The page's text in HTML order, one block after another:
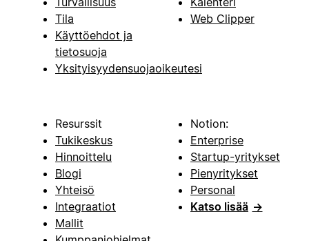
Tila
Käyttöehdot ja
tietosuoja
Yksityisyydensuojaoikeutesi
Web Clipper
Resurssit
Tukikeskus
Hinnoittelu
Blogi
Yhteisö
Integraatiot
Mallit
Notion:
Enterprise
Startup-yritykset
Pienyritykset
Personal
Katso lisää →